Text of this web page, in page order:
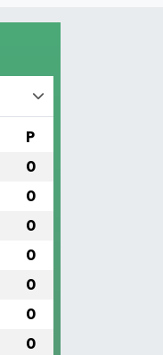
P
0
0
0
0
0
0
0